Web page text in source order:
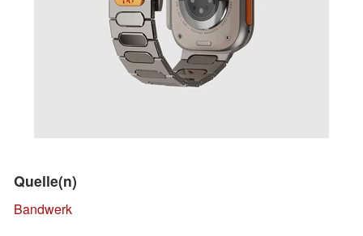
Quelle(n)
Bandwerk